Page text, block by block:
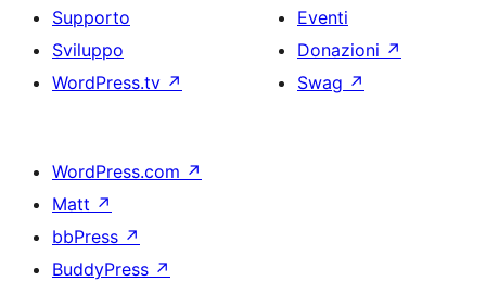
Supporto
Sviluppo
WordPress.tv ↗
Eventi
Donazioni ↗
Swag ↗
WordPress.com ↗
Matt ↗
bbPress ↗
BuddyPress ↗